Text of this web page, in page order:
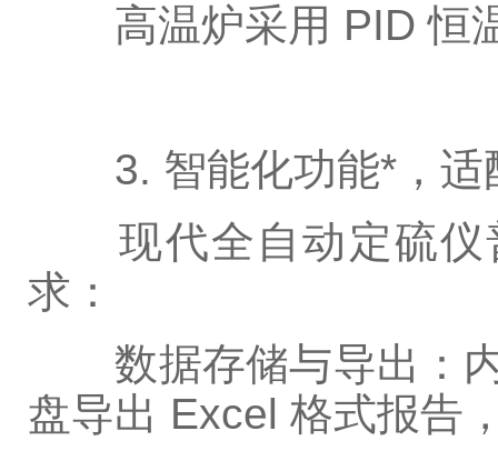
高温炉采用 PID 恒温
3. 智能化功能*，适
现代全自动定硫仪
求：
数据存储与导出：内
盘导出 Excel 格式报告